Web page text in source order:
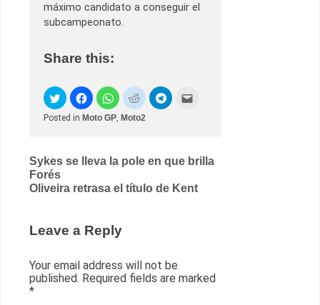
máximo candidato a conseguir el
subcampeonato.
Share this:
Posted in Moto GP, Moto2
Post
navigation
Sykes se lleva la pole en que brilla
Forés
Oliveira retrasa el título de Kent
Leave a Reply
Your email address will not be
published. Required fields are marked
*